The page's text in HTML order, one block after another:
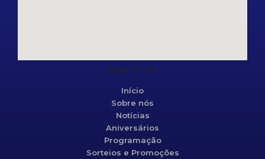
Mapa do site
Início
Sobre nós
Notícias
Aniversários
Programação
Sorteios e Promoções